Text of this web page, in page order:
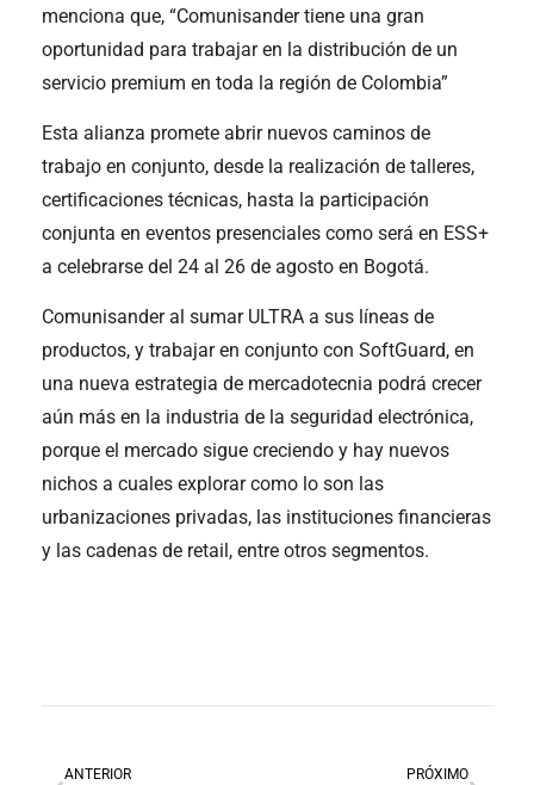
menciona que, “Comunisander tiene una gran
oportunidad para trabajar en la distribución de un
servicio premium en toda la región de Colombia”
Esta alianza promete abrir nuevos caminos de
trabajo en conjunto, desde la realización de talleres,
certificaciones técnicas, hasta la participación
conjunta en eventos presenciales como será en ESS+
a celebrarse del 24 al 26 de agosto en Bogotá.
Comunisander al sumar ULTRA a sus líneas de
productos, y trabajar en conjunto con SoftGuard, en
una nueva estrategia de mercadotecnia podrá crecer
aún más en la industria de la seguridad electrónica,
porque el mercado sigue creciendo y hay nuevos
nichos a cuales explorar como lo son las
urbanizaciones privadas, las instituciones financieras
y las cadenas de retail, entre otros segmentos.
ANTERIOR PRÓXIMO